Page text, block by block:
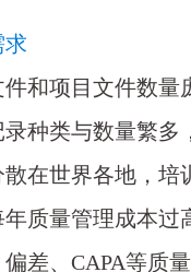
求
和项目文件数量
种类与数量繁多
散在世界各地，
年质量管理成本过
差、CAPA等质